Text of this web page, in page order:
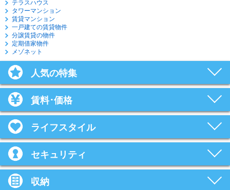
テラスハウス
タワーマンション
賃貸マンション
一戸建ての賃貸物件
分譲賃貸の物件
定期借家物件
メゾネット
人気の特集
賃料･価格
ライフスタイル
セキュリティ
収納